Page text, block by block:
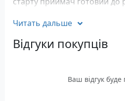
Відображення поточного
підказки під час руху по
Читать дальше
Відгуки покупців
Ваш відгук